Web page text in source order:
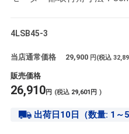
4LSB45-3
当店通常価格 29,900 円(税込
販売価格
26,910円 (税込 29,601 円 )
出荷日10日（数量: 1～5